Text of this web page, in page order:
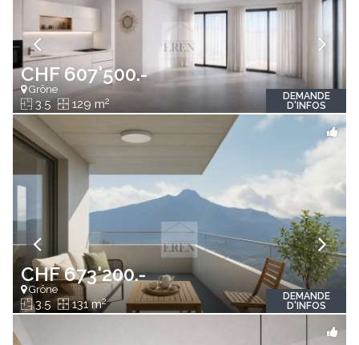
CHF 607'500.-
Grône
3.5 129 m2
DEMANDE
D'INFOS
CHF 673'200.-
Grône
3.5 131 m2
DEMANDE
D'INFOS